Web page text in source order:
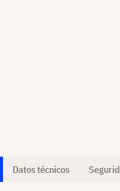
Datos técnicos